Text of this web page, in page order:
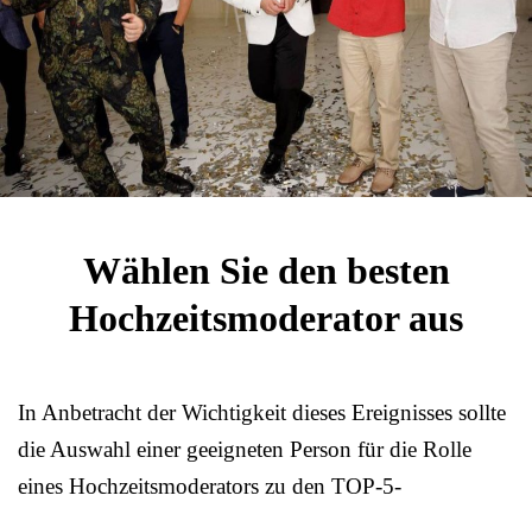
Wählen Sie den besten
Hochzeitsmoderator aus
In Anbetracht der Wichtigkeit dieses Ereignisses sollte
die Auswahl einer geeigneten Person für die Rolle
eines Hochzeitsmoderators zu den TOP-5-